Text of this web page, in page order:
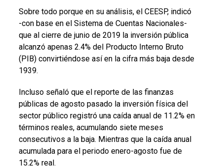
Sobre todo porque en su análisis, el CEESP, indicó
-con base en el Sistema de Cuentas Nacionales-
que al cierre de junio de 2019 la inversión pública
alcanzó apenas 2.4% del Producto Interno Bruto
(PIB) convirtiéndose así en la cifra más baja desde
1939.
Incluso señaló que el reporte de las finanzas
públicas de agosto pasado la inversión física del
sector público registró una caída anual de 11.2% en
términos reales, acumulando siete meses
consecutivos a la baja. Mientras que la caída anual
acumulada para el periodo enero-agosto fue de
15.2% real.